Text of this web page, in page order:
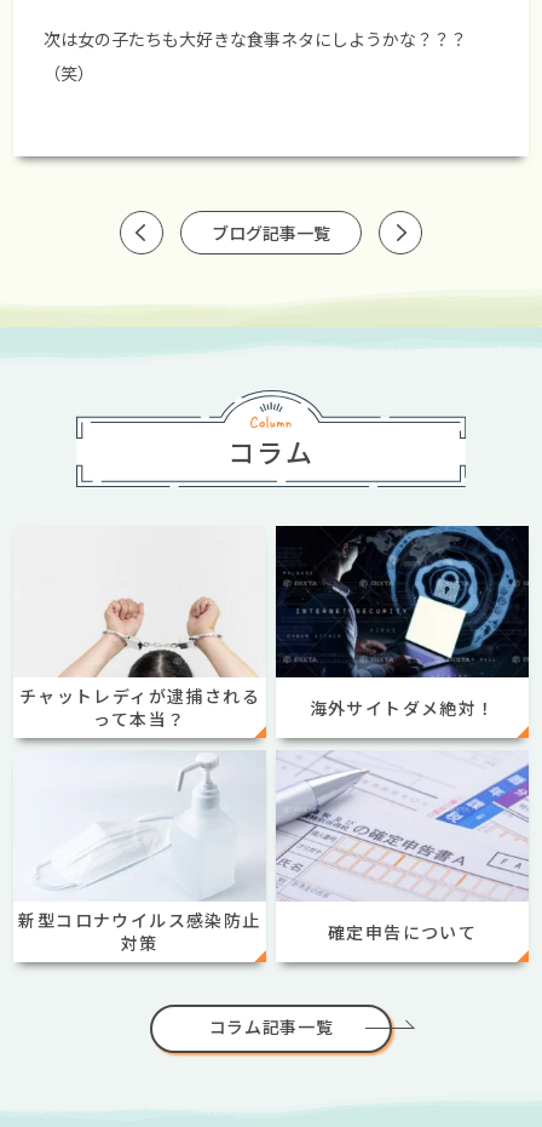
次は女の子たちも大好きな食事ネタにしようかな？？？
（笑）
ブログ記事一覧
コラム
チャットレディが逮捕される
って本当？
海外サイトダメ絶対！
新型コロナウイルス感染防止
対策
確定申告について
コラム記事一覧